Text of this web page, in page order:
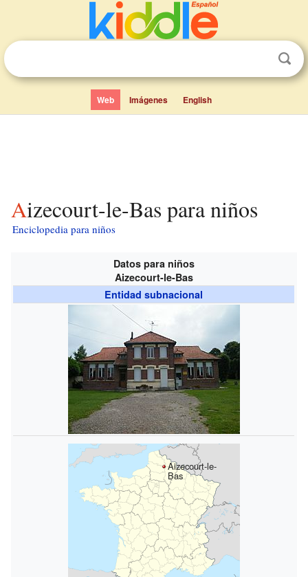
Web Imágenes English
Aizecourt-le-Bas para niños
Enciclopedia para niños
Datos para niños
Aizecourt-le-Bas
Entidad subnacional
Aizecourt-le-
Bas